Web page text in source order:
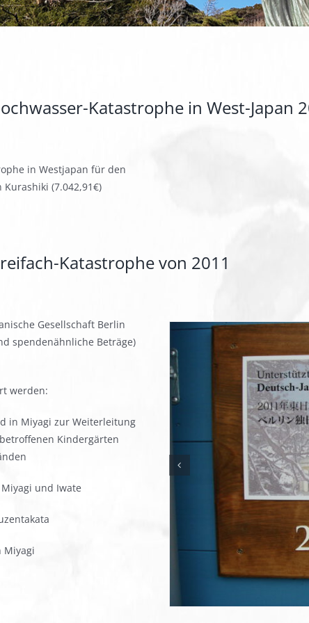
Katastrophe in West-Japan
in Westjapan für den
(7.042,91€)
Katastrophe von 2011
Gesellschaft Berlin
spendenähnliche Beträge)
werden:
in Miyagi zur Weiterleitung
Kindergärten
und Iwate
Miyagi